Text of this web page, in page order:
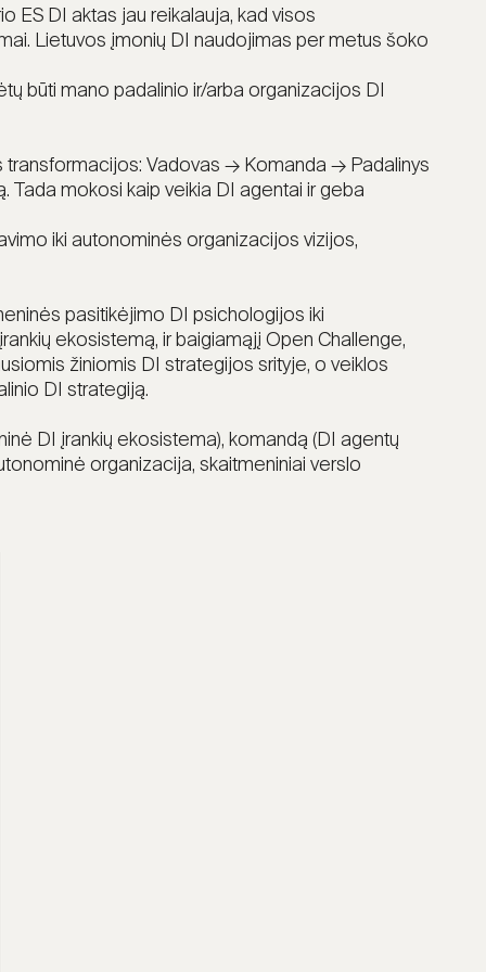
ES DI aktas jau reikalauja, kad visos
Lietuvos įmonių DI naudojimas per metus šoko
būti mano padalinio ir/arba organizacijos DI
transformacijos: Vadovas → Komanda → Padalinys
Tada mokosi kaip veikia DI agentai ir geba
iki autonominės organizacijos vizijos,
pasitikėjimo DI psichologijos iki
ekosistemą, ir baigiamąjį Open Challenge,
žiniomis DI strategijos srityje, o veiklos
DI strategiją.
DI įrankių ekosistema), komandą (DI agentų
organizacija, skaitmeniniai verslo